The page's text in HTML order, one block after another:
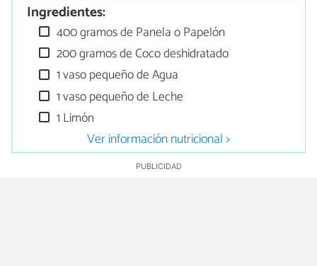
Ingredientes:
400 gramos de Panela o Papelón
200 gramos de Coco deshidratado
1 vaso pequeño de Agua
1 vaso pequeño de Leche
1 Limón
Ver información nutricional >